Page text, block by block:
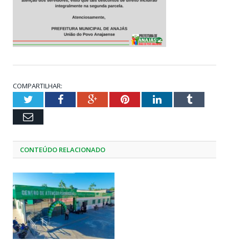
COMPARTILHAR:
TwitterFacebookGoogle+PinterestLinkedInTumblr
Email
CONTEÚDO RELACIONADO